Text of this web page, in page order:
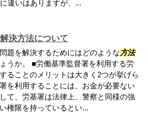
違いはありますが、...
決方法について
題を解決するためにはどのような方法
うか。 ■労働基準監督署を利用する労
ることのメリットは大きく2つが挙げら
を利用することには、お金が必要ない
て、労基署は法律上、警察と同様の強
権限を持っているとい...